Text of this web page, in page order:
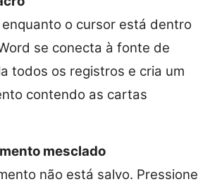
enquanto o cursor está dentro
se conecta à fonte de
todos os registros e cria um
contendo as cartas
mesclado
não está salvo. Pressione